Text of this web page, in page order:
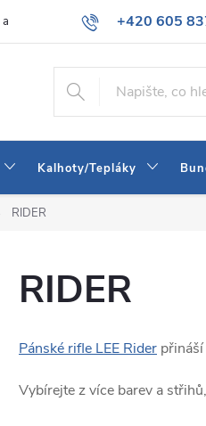
+420 605
platba Obchodní podmínky
Kalhoty/Tepláky
RIDER
RIDER
Pánské rifle LEE Rider
Vybírejte z více barev a